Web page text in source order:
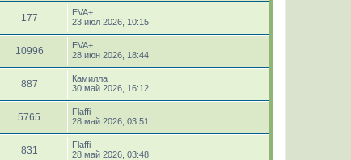
177
EVA+
23 июл 2026, 10:15
10996
EVA+
28 июн 2026, 18:44
887
Камилла
30 май 2026, 16:12
5765
Flaffi
28 май 2026, 03:51
831
Flaffi
28 май 2026, 03:48